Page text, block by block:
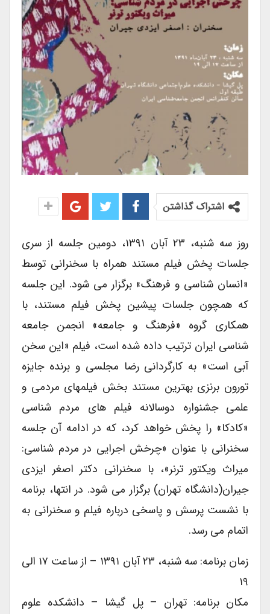
اشتراک گذاشتن
روز سه شنبه، ۲۳ آبان ۱۳۹۱، دومین جلسه از سری
جلسات پخش فیلم مستند همراه با سخنرانی توسط
«انسان شناسی و فرهنگ» برگزار می شود. این جلسه
که همچون جلسات پیشین پخش فیلم مستند، با
همکاری گروه «فرهنگ و جامعه» انجمن جامعه
شناسی ایران ترتیب داده شده است، فیلم «این سخن
آبی است» به کارگردانی رضا مجلسی و برنده جایزه
تورون برنزی بهترین مستند بخش فیلمهای مردمی و
علمی جشنواره دوسالانه فیلم های مردم شناسی
«کادکا» را پخش خواهد کرد، که در ادامه آن جلسه
سخنرانی با عنوان «چرخش اجرایی در مردم شناسی:
میراث ویکتور ترنر»، با سخنرانی دکتر اصغر ایزدی
جیران(دانشگاه تهران) برگزار می شود. در انتها، برنامه
با نشست پرسش و پاسخی درباره فیلم و سخنرانی به
اتمام می رسد.
زمان برنامه: سه شنبه، ۲۳ آبان ۱۳۹۱ – از ساعت ۱۷ الی
۱۹
مکان برنامه: تهران – پل گیشا – دانشکده علوم